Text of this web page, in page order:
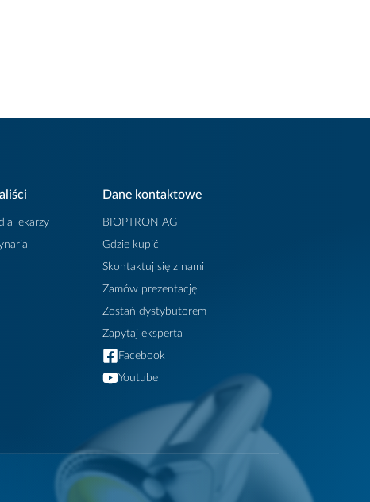
lekarzy
Dane kontaktowe
BIOPTRON AG
Gdzie kupić
Skontaktuj się z nami
Zamów prezentację
Zostań dystybutorem
Zapytaj eksperta
Facebook
Youtube